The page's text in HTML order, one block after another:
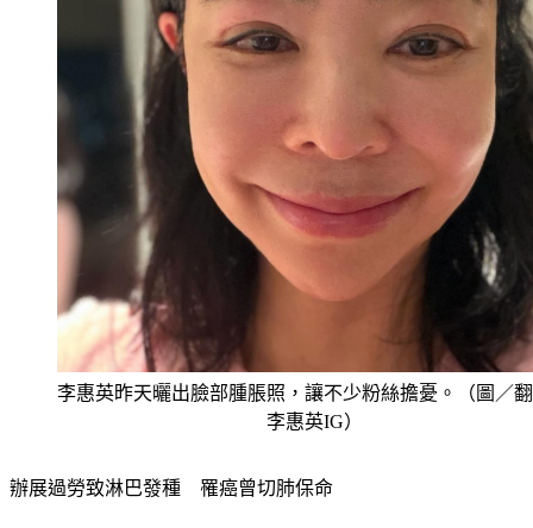
李惠英昨天曬出臉部腫脹照，讓不少粉絲擔憂。（圖／
李惠英IG）
辦展過勞致淋巴發種　罹癌曾切肺保命